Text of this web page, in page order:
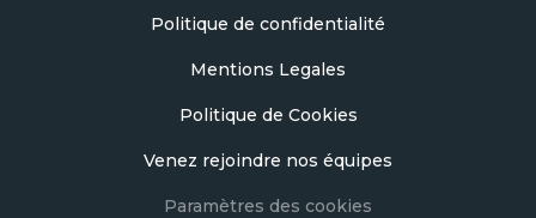
Politique de confidentialité
Mentions Legales
Politique de Cookies
Venez rejoindre nos équipes
Paramètres des cookies